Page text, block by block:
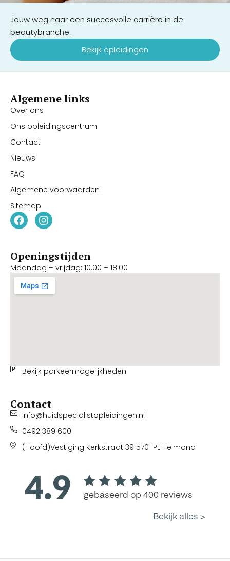
Jouw weg naar een succesvolle carrière in de
beautybranche.
Bekijk opleidingen
Algemene links
Over ons
Ons opleidingscentrum
Contact
Nieuws
FAQ
Algemene voorwaarden
Sitemap
Openingstijden
Maandag – vrijdag: 10.00 – 18.00
Bekijk parkeermogelijkheden
Contact
info@huidspecialistopleidingen.nl
0492 389 600
(Hoofd)Vestiging Kerkstraat 39 5701 PL Helmond